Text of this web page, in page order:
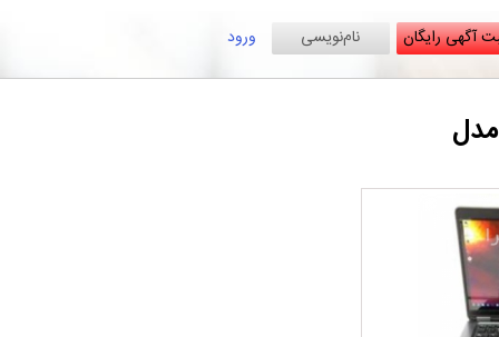
ورود نام‌نویسی آگهی رایگان